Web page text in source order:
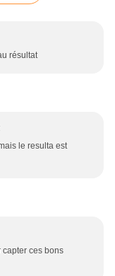
résultat
le resulta est
ces bons